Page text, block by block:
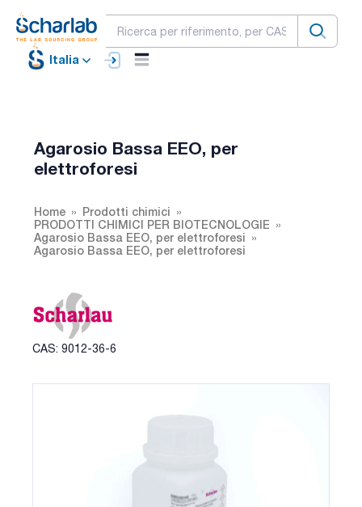
Italia
Agarosio Bassa EEO, per
elettroforesi
Home
Prodotti chimici
PRODOTTI CHIMICI PER BIOTECNOLOGIE
Agarosio Bassa EEO, per elettroforesi
Agarosio Bassa EEO, per elettroforesi
CAS: 9012-36-6